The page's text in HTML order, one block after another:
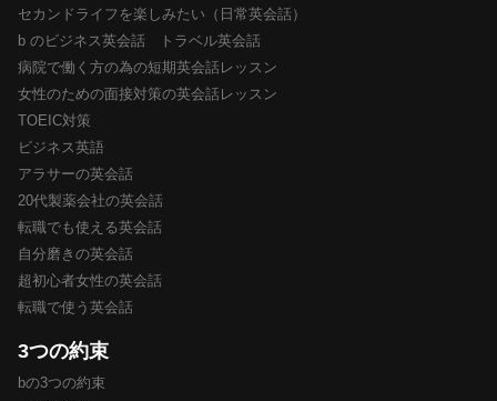
セカンドライフを楽しみたい（日常英会話）
b のビジネス英会話 トラベル英会話
病院で働く方の為の短期英会話レッスン
女性のための面接対策の英会話レッスン
TOEIC対策
ビジネス英語
アラサーの英会話
20代製薬会社の英会話
転職でも使える英会話
自分磨きの英会話
超初心者女性の英会話
転職で使う英会話
3つの約束
bの3つの約束